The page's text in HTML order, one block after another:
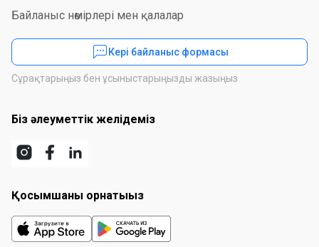
Байланыс нөмірлері мен қалалар
Кері байланыс формасы
Сұрақтарыңыз бен ұсыныстарыңызды жазыңыз
Біз әлеуметтік желідеміз
Қосымшаны орнатыңыз